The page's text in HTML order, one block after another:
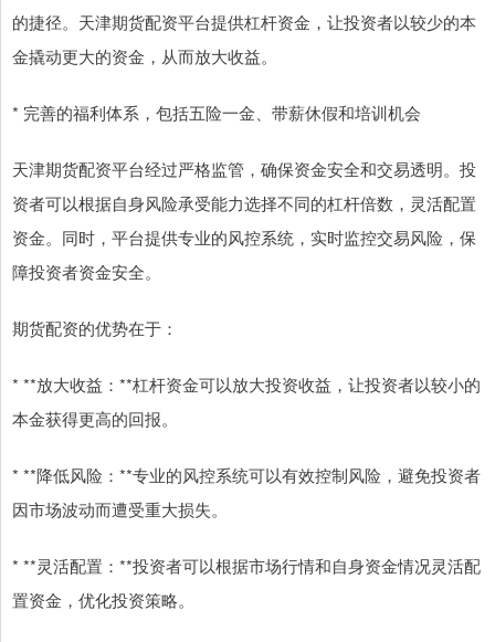
的捷径。天津期货配资平台提供杠杆资金，让投资者以较少的本
金撬动更大的资金，从而放大收益。
* 完善的福利体系，包括五险一金、带薪休假和培训机会
天津期货配资平台经过严格监管，确保资金安全和交易透明。投
资者可以根据自身风险承受能力选择不同的杠杆倍数，灵活配置
资金。同时，平台提供专业的风控系统，实时监控交易风险，保
障投资者资金安全。
期货配资的优势在于：
* **放大收益：**杠杆资金可以放大投资收益，让投资者以较小的
本金获得更高的回报。
* **降低风险：**专业的风控系统可以有效控制风险，避免投资者
因市场波动而遭受重大损失。
* **灵活配置：**投资者可以根据市场行情和自身资金情况灵活配
置资金，优化投资策略。